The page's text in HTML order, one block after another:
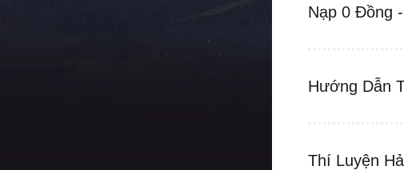
Nạp 0 Đồng
Hướng Dẫn
Thí Luyện